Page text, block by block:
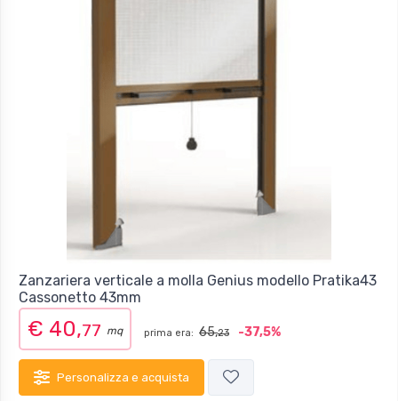
Zanzariera verticale a molla Genius modello Pratika43
Cassonetto 43mm
€ 40,77 mq prima era: 65,23 -37,5%
Personalizza e acquista